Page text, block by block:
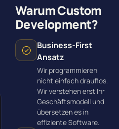
Warum Custom
Development?
Business-First
Ansatz
Wir programmieren
nicht einfach drauflos.
Wir verstehen erst Ihr
Geschäftsmodell und
übersetzen es in
effiziente Software.